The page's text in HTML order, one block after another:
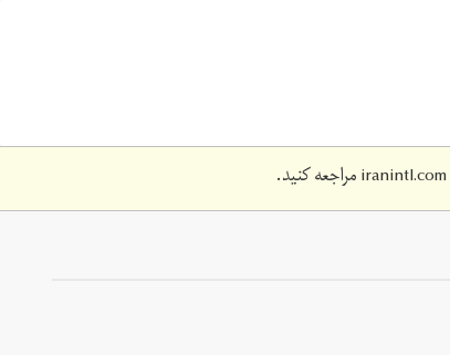
iranintl.comمراجعه کنید.